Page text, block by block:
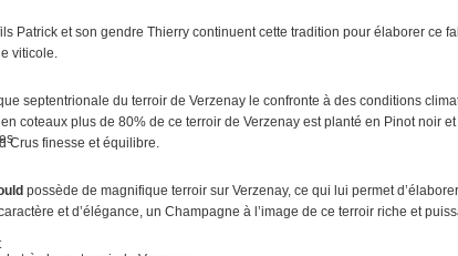
Patrick et son gendre Thierry continuent cette tradition pour élaborer ce
viticole.
septentrionale du terroir de Verzenay le confronte à des conditions
coteaux plus de 80% de ce terroir de Verzenay est planté en Pinot noir
Crus finesse et équilibre.
possède de magnifique terroir sur Verzenay, ce qui lui permet
et d’élégance, un Champagne à l’image de ce terroir riche et